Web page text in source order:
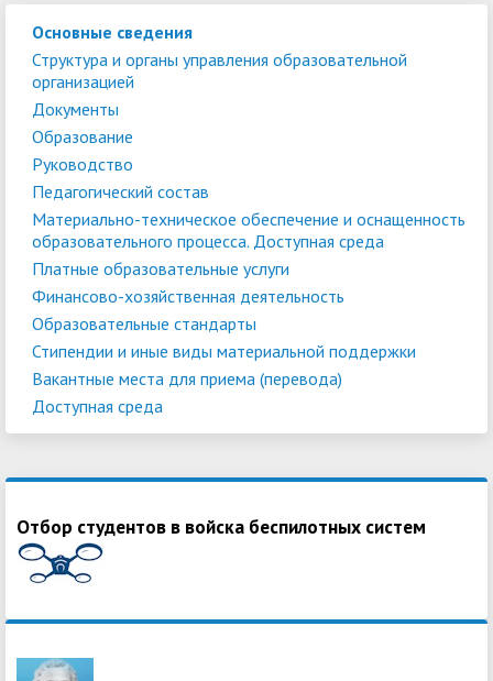
Основные сведения
Структура и органы управления образовательной
организацией
Документы
Образование
Руководство
Педагогический состав
Материально-техническое обеспечение и оснащенность
образовательного процесса. Доступная среда
Платные образовательные услуги
Финансово-хозяйственная деятельность
Образовательные стандарты
Стипендии и иные виды материальной поддержки
Вакантные места для приема (перевода)
Доступная среда
Отбор студентов в войска беспилотных систем